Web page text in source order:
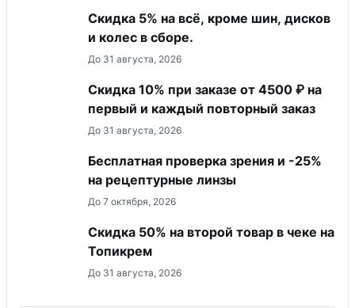
Скидка 5% на всё, кроме шин, дисков
и колес в сборе.
До 31 августа, 2026
Скидка 10% при заказе от 4500 ₽ на
первый и каждый повторный заказ
До 31 августа, 2026
Бесплатная проверка зрения и -25%
на рецептурные линзы
До 7 октября, 2026
Скидка 50% на второй товар в чеке на
Топикрем
До 31 августа, 2026